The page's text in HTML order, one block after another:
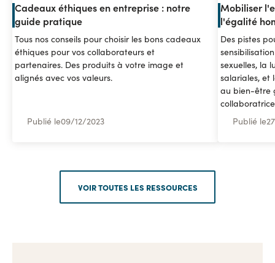
Cadeaux éthiques en entreprise : notre
guide pratique
Tous nos conseils pour choisir les bons cadeaux
éthiques pour vos collaborateurs et
partenaires. Des produits à votre image et
alignés avec vos valeurs.
Publié le09/12/2023
Mobiliser
l'égalité
Des pistes
sexuelles, la
salariales, et
au bien-être
Publié le27
VOIR TOUTES LES RESSOURCES